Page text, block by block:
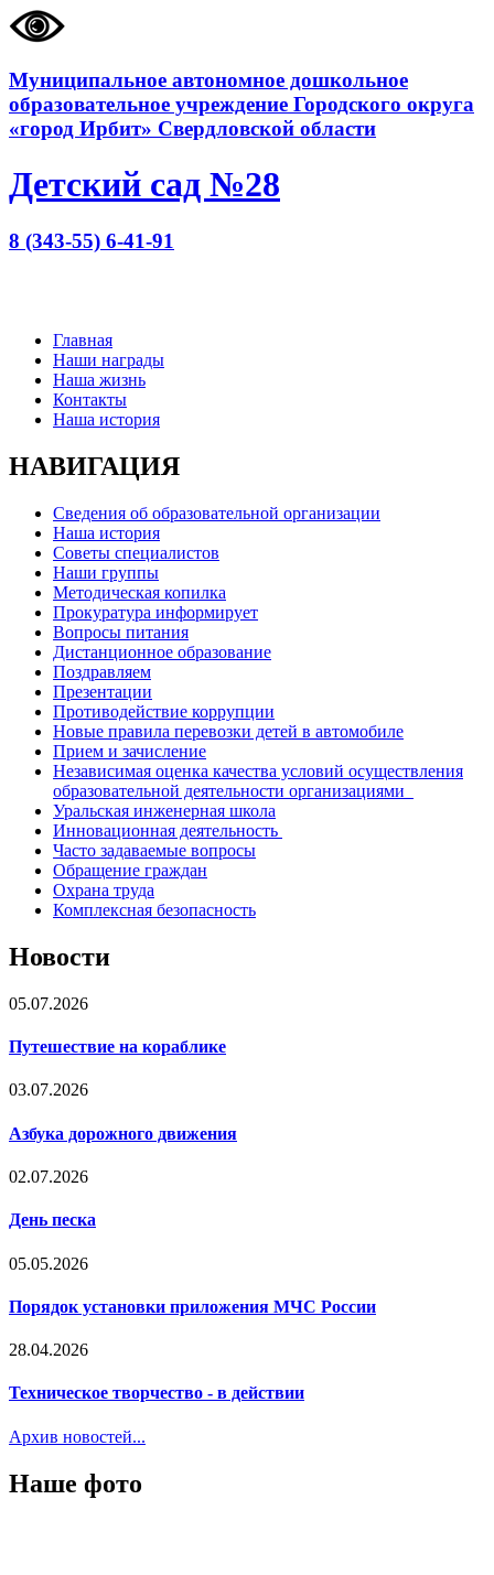
Муниципальное автономное дошкольное
образовательное учреждение Городского округа
«город Ирбит» Свердловской области
Детский сад №28
8 (343-55) 6-41-91
Главная
Наши награды
Наша жизнь
Контакты
Наша история
НАВИГАЦИЯ
Сведения об образовательной организации
Наша история
Советы специалистов
Наши группы
Методическая копилка
Прокуратура информирует
Вопросы питания
Дистанционное образование
Поздравляем
Презентации
Противодействие коррупции
Новые правила перевозки детей в автомобиле
Прием и зачисление
Независимая оценка качества условий осуществления
образовательной деятельности организациями
Уральская инженерная школа
Инновационная деятельность
Часто задаваемые вопросы
Обращение граждан
Охрана труда
Комплексная безопасность
Новости
05.07.2026
Путешествие на кораблике
03.07.2026
Азбука дорожного движения
02.07.2026
День песка
05.05.2026
Порядок установки приложения МЧС России
28.04.2026
Техническое творчество - в действии
Архив новостей...
Наше фото